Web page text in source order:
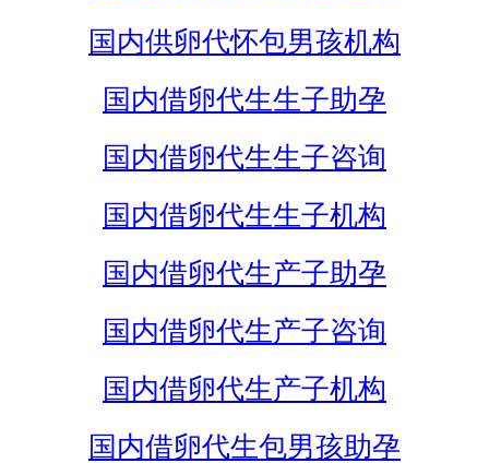
国内供卵代怀包男孩机构
国内借卵代生生子助孕
国内借卵代生生子咨询
国内借卵代生生子机构
国内借卵代生产子助孕
国内借卵代生产子咨询
国内借卵代生产子机构
国内借卵代生包男孩助孕